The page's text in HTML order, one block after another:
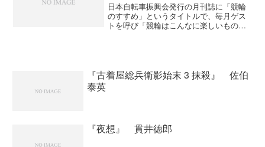
日本自転車振興会発行の月刊誌に「競輪
のすすめ」というタイトルで、毎月ゲス
トを呼び「競輪はこんなに楽しいものな
『古着屋総兵衛影始末 3 抹殺』 佐伯
泰英
『夜想』 貫井徳郎